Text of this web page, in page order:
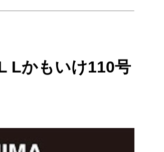
Lかもいけ110号